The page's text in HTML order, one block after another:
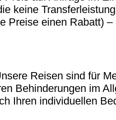
keine
Preise einen Rabatt)
Reisen sind für
Behinderungen im
Ihren individuellen